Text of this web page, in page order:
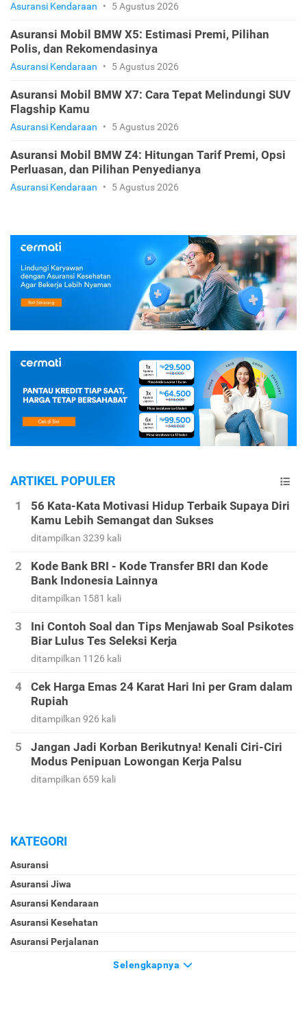
Asuransi Kendaraan • 5 Agustus 2026
Asuransi Mobil BMW X5: Estimasi Premi, Pilihan
Polis, dan Rekomendasinya
Asuransi Kendaraan • 5 Agustus 2026
Asuransi Mobil BMW X7: Cara Tepat Melindungi SUV
Flagship Kamu
Asuransi Kendaraan • 5 Agustus 2026
Asuransi Mobil BMW Z4: Hitungan Tarif Premi, Opsi
Perluasan, dan Pilihan Penyedianya
Asuransi Kendaraan • 5 Agustus 2026
ARTIKEL POPULER
56 Kata-Kata Motivasi Hidup Terbaik Supaya Diri
Kamu Lebih Semangat dan Sukses
ditampilkan 3239 kali
Kode Bank BRI - Kode Transfer BRI dan Kode
Bank Indonesia Lainnya
ditampilkan 1581 kali
Ini Contoh Soal dan Tips Menjawab Soal Psikotes
Biar Lulus Tes Seleksi Kerja
ditampilkan 1126 kali
Cek Harga Emas 24 Karat Hari Ini per Gram dalam
Rupiah
ditampilkan 926 kali
Jangan Jadi Korban Berikutnya! Kenali Ciri-Ciri
Modus Penipuan Lowongan Kerja Palsu
ditampilkan 659 kali
KATEGORI
Asuransi
Asuransi Jiwa
Asuransi Kendaraan
Asuransi Kesehatan
Asuransi Perjalanan
Selengkapnya